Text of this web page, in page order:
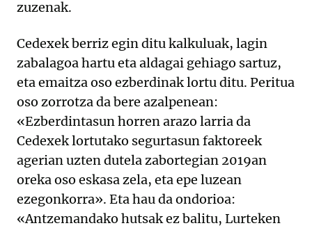
zuzenak.
Cedexek berriz egin ditu kalkuluak, lagin
zabalagoa hartu eta aldagai gehiago sartuz,
eta emaitza oso ezberdinak lortu ditu. Peritua
oso zorrotza da bere azalpenean:
«Ezberdintasun horren arazo larria da
Cedexek lortutako segurtasun faktoreek
agerian uzten dutela zabortegian 2019an
oreka oso eskasa zela, eta epe luzean
ezegonkorra». Eta hau da ondorioa:
«Antzemandako hutsak ez balitu, Lurteken